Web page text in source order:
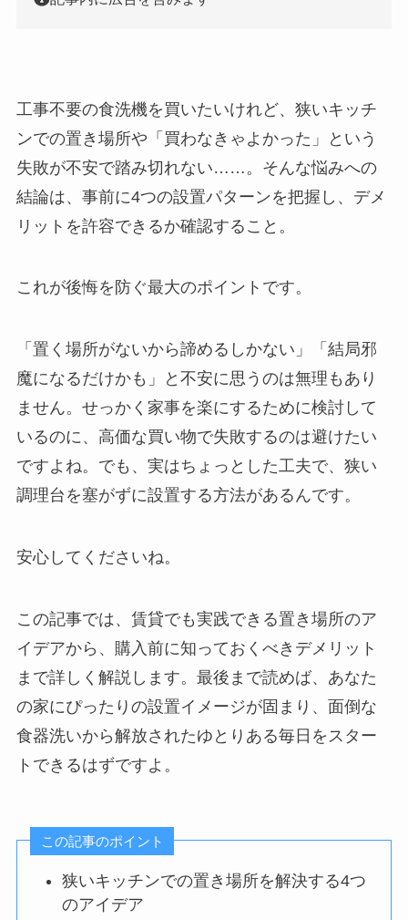
工事不要の食洗機を買いたいけれど、狭いキッチ
ンでの置き場所や「買わなきゃよかった」という
失敗が不安で踏み切れない……。そんな悩みへの
結論は、事前に4つの設置パターンを把握し、デメ
リットを許容できるか確認すること。
これが後悔を防ぐ最大のポイントです。
「置く場所がないから諦めるしかない」「結局邪
魔になるだけかも」と不安に思うのは無理もあり
ません。せっかく家事を楽にするために検討して
いるのに、高価な買い物で失敗するのは避けたい
ですよね。でも、実はちょっとした工夫で、狭い
調理台を塞がずに設置する方法があるんです。
安心してくださいね。
この記事では、賃貸でも実践できる置き場所のア
イデアから、購入前に知っておくべきデメリット
まで詳しく解説します。最後まで読めば、あなた
の家にぴったりの設置イメージが固まり、面倒な
食器洗いから解放されたゆとりある毎日をスター
トできるはずですよ。
この記事のポイント
狭いキッチンでの置き場所を解決する4つ
のアイデア